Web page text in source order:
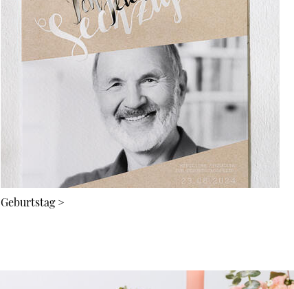
Geburtstag>